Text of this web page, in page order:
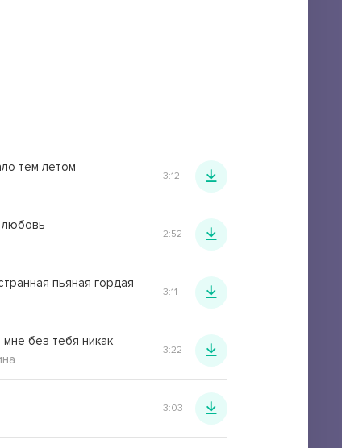
тем летом
3:12
2:52
пьяная гордая
3:11
без тебя никак
3:22
3:03